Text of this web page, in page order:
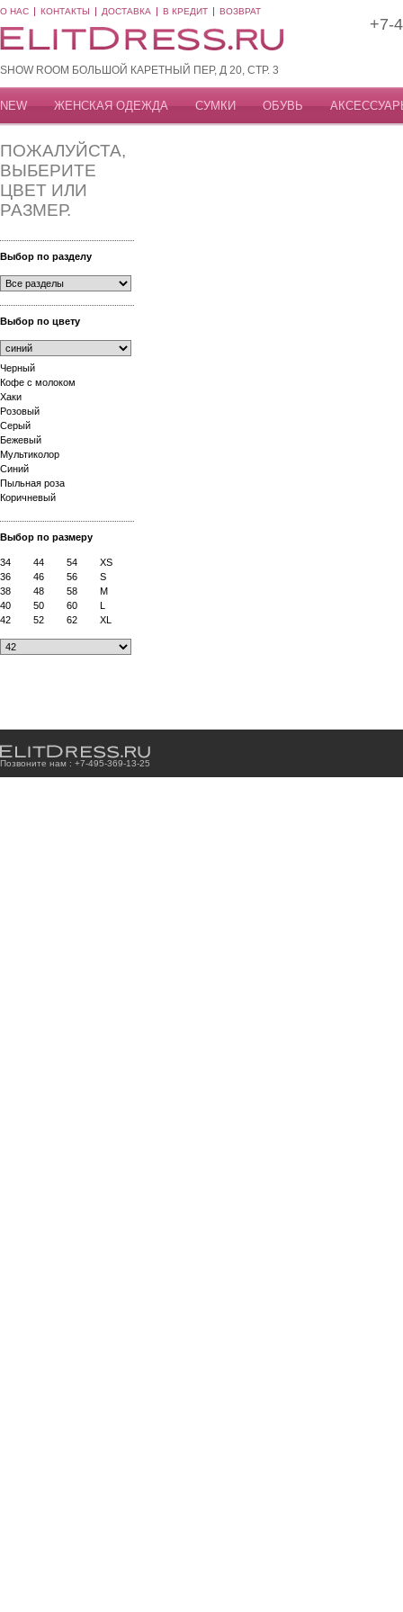
О НАС КОНТАКТЫ ДОСТАВКА В КРЕДИТ ВОЗВРАТ
SHOW ROOM БОЛЬШОЙ КАРЕТНЫЙ ПЕР, Д 20, СТР. 3
+7-
NEW ЖЕНСКАЯ ОДЕЖДА СУМКИ ОБУВЬ
ПОЖАЛУЙСТА,
ВЫБЕРИТЕ
ЦВЕТ ИЛИ
РАЗМЕР.
Выбор по разделу
Выбор по цвету
Черный
Кофе с молоком
Хаки
Розовый
Серый
Бежевый
Мультиколор
Синий
Пыльная роза
Коричневый
Выбор по размеру
34 44 54
XS
36
46 56
S
38
48 58
M
40
50 60
L
42
52 62 XL
Позвоните нам : +7-495-369-13-25